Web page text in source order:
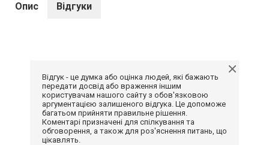
Опис Відгуки
Відгук - це думка або оцінка людей, які бажають
передати досвід або враження іншим
користувачам нашого сайту з обов'язковою
аргументацією залишеного відгука. Це допоможе
багатьом прийняти правильне рішення.
Коментарі призначені для спілкування та
обговорення, а також для роз'яснення питань, що
цікавлять.